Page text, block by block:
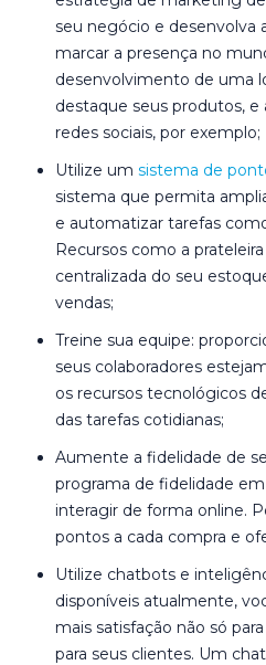
seu negócio e desenvolva
marcar a presença no
desenvolvimento de uma
destaque seus produtos,
redes sociais, por exemplo;
Utilize um sistema de
sistema que permita
e automatizar tarefas
Recursos como a
centralizada do seu
vendas;
Treine sua equipe:
seus colaboradores
os recursos tecnológicos
das tarefas cotidianas;
Aumente a fidelidade de
programa de fidelidade
interagir de forma online.
pontos a cada compra e
Utilize chatbots e
disponíveis atualmente,
mais satisfação não só
para seus clientes. Um